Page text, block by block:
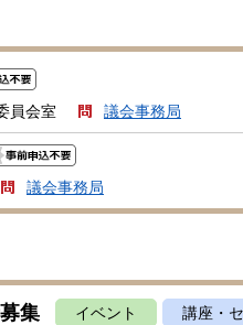
員会室 議会事務局
議会事務局
集 イベント
講座・